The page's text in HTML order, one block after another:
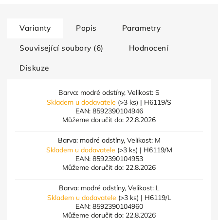
Varianty Popis Parametry
Související soubory (6) Hodnocení
Diskuze
Barva: modré odstíny, Velikost: S
Skladem u dodavatele (>3 ks) | H6119/S
EAN: 8592390104946
Můžeme doručit do: 22.8.2026
Barva: modré odstíny, Velikost: M
Skladem u dodavatele (>3 ks) | H6119/M
EAN: 8592390104953
Můžeme doručit do: 22.8.2026
Barva: modré odstíny, Velikost: L
Skladem u dodavatele (>3 ks) | H6119/L
EAN: 8592390104960
Můžeme doručit do: 22.8.2026